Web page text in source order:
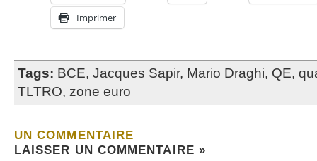
Imprimer
Tags: BCE, Jacques Sapir, Mario Draghi, QE,
TLTRO, zone euro
UN COMMENTAIRE
LAISSER UN COMMENTAIRE »